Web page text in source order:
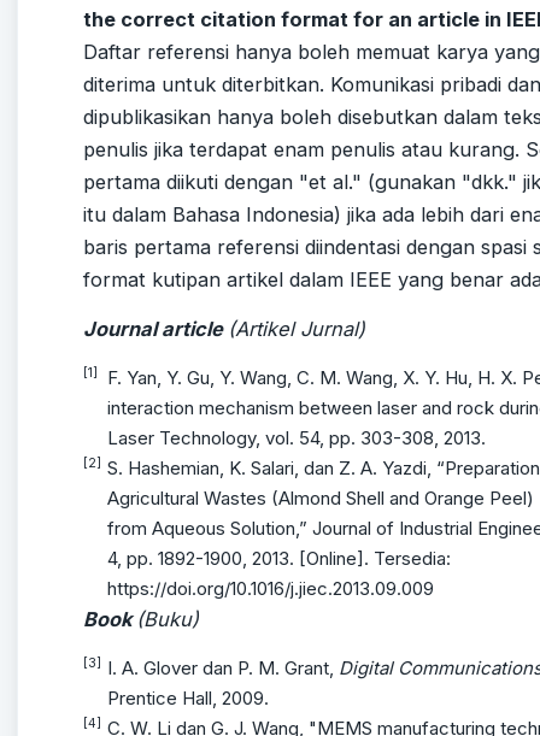
the correct citation format for an article in
Daftar referensi hanya boleh memuat karya
diterima untuk diterbitkan. Komunikasi pribadi
dipublikasikan hanya boleh disebutkan dalam
penulis jika terdapat enam penulis atau kurang.
pertama diikuti dengan "et al." (gunakan "dkk."
itu dalam Bahasa Indonesia) jika ada lebih dari
baris pertama referensi diindentasi dengan
format kutipan artikel dalam IEEE yang benar
Journal article (Artikel Jurnal)
[1]
F. Yan, Y. Gu, Y. Wang, C. M. Wang, X. Y. Hu, H. X.
interaction mechanism between laser and rock
Laser Technology, vol. 54, pp. 303-308, 2013.
[2] S. Hashemian, K. Salari, dan Z. A. Yazdi,
Agricultural Wastes (Almond Shell and Orange
from Aqueous Solution,” Journal of Industrial
4, pp. 1892-1900, 2013. [Online]. Tersedia:
https://doi.org/10.1016/j.jiec.2013.09.009
Book(Buku)
[3] I. A. Glover dan P. M. Grant, Digital
Prentice Hall, 2009.
[4] C. W. Li dan G. J. Wang, "MEMS manufacturing